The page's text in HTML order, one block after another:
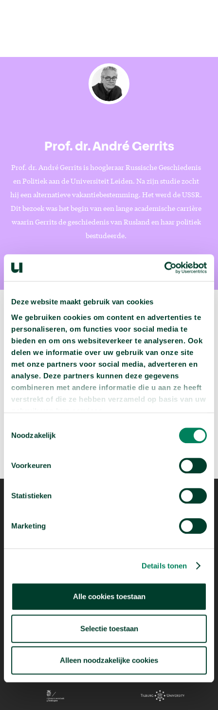
Deze website maakt gebruik van cookies
We gebruiken cookies om content en advertenties te
personaliseren, om functies voor social media te
bieden en om ons websiteverkeer te analyseren. Ook
delen we informatie over uw gebruik van onze site
met onze partners voor social media, adverteren en
analyse. Deze partners kunnen deze gegevens
combineren met andere informatie die u aan ze heeft
verstrekt of die ze hebben verzameld op basis van uw
Noodzakelijk
Voorkeuren
Statistieken
Marketing
Details tonen
Alle cookies toestaan
Selectie toestaan
Alleen noodzakelijke cookies
Prof. dr. André Gerrits
Prof. dr. André Gerrits is hoogleraar Russische Geschiedenis
en Politiek aan de Universiteit Leiden. Na zijn studie zocht
hij een alternatieve vakantiebestemming. Het werd de USSR.
Dit bezoek was het begin van een lange academische carrière
waarin Gerrits de geschiedenis van Rusland en haar politiek
bestudeerde.
Volgende podcast:
Wat zijn jouw naam en bsn-nummer waard?
Beluister deze podcast
Mogelijk dankzij